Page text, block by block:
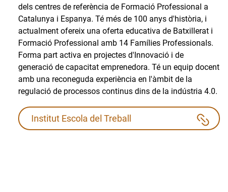
dels centres de referència de Formació Professional a
Catalunya i Espanya. Té més de 100 anys d'història, i
actualment ofereix una oferta educativa de Batxillerat i
Formació Professional amb 14 Famílies Professionals.
Forma part activa en projectes d'Innovació i de
generació de capacitat emprenedora. Té un equip docent
amb una reconeguda experiència en l'àmbit de la
regulació de processos continus dins de la indústria 4.0.
Institut Escola del Treball